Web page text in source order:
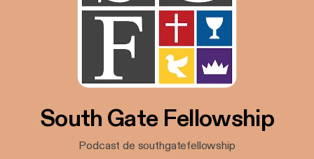
South Gate Fellowship
Podcast de southgatefellowship